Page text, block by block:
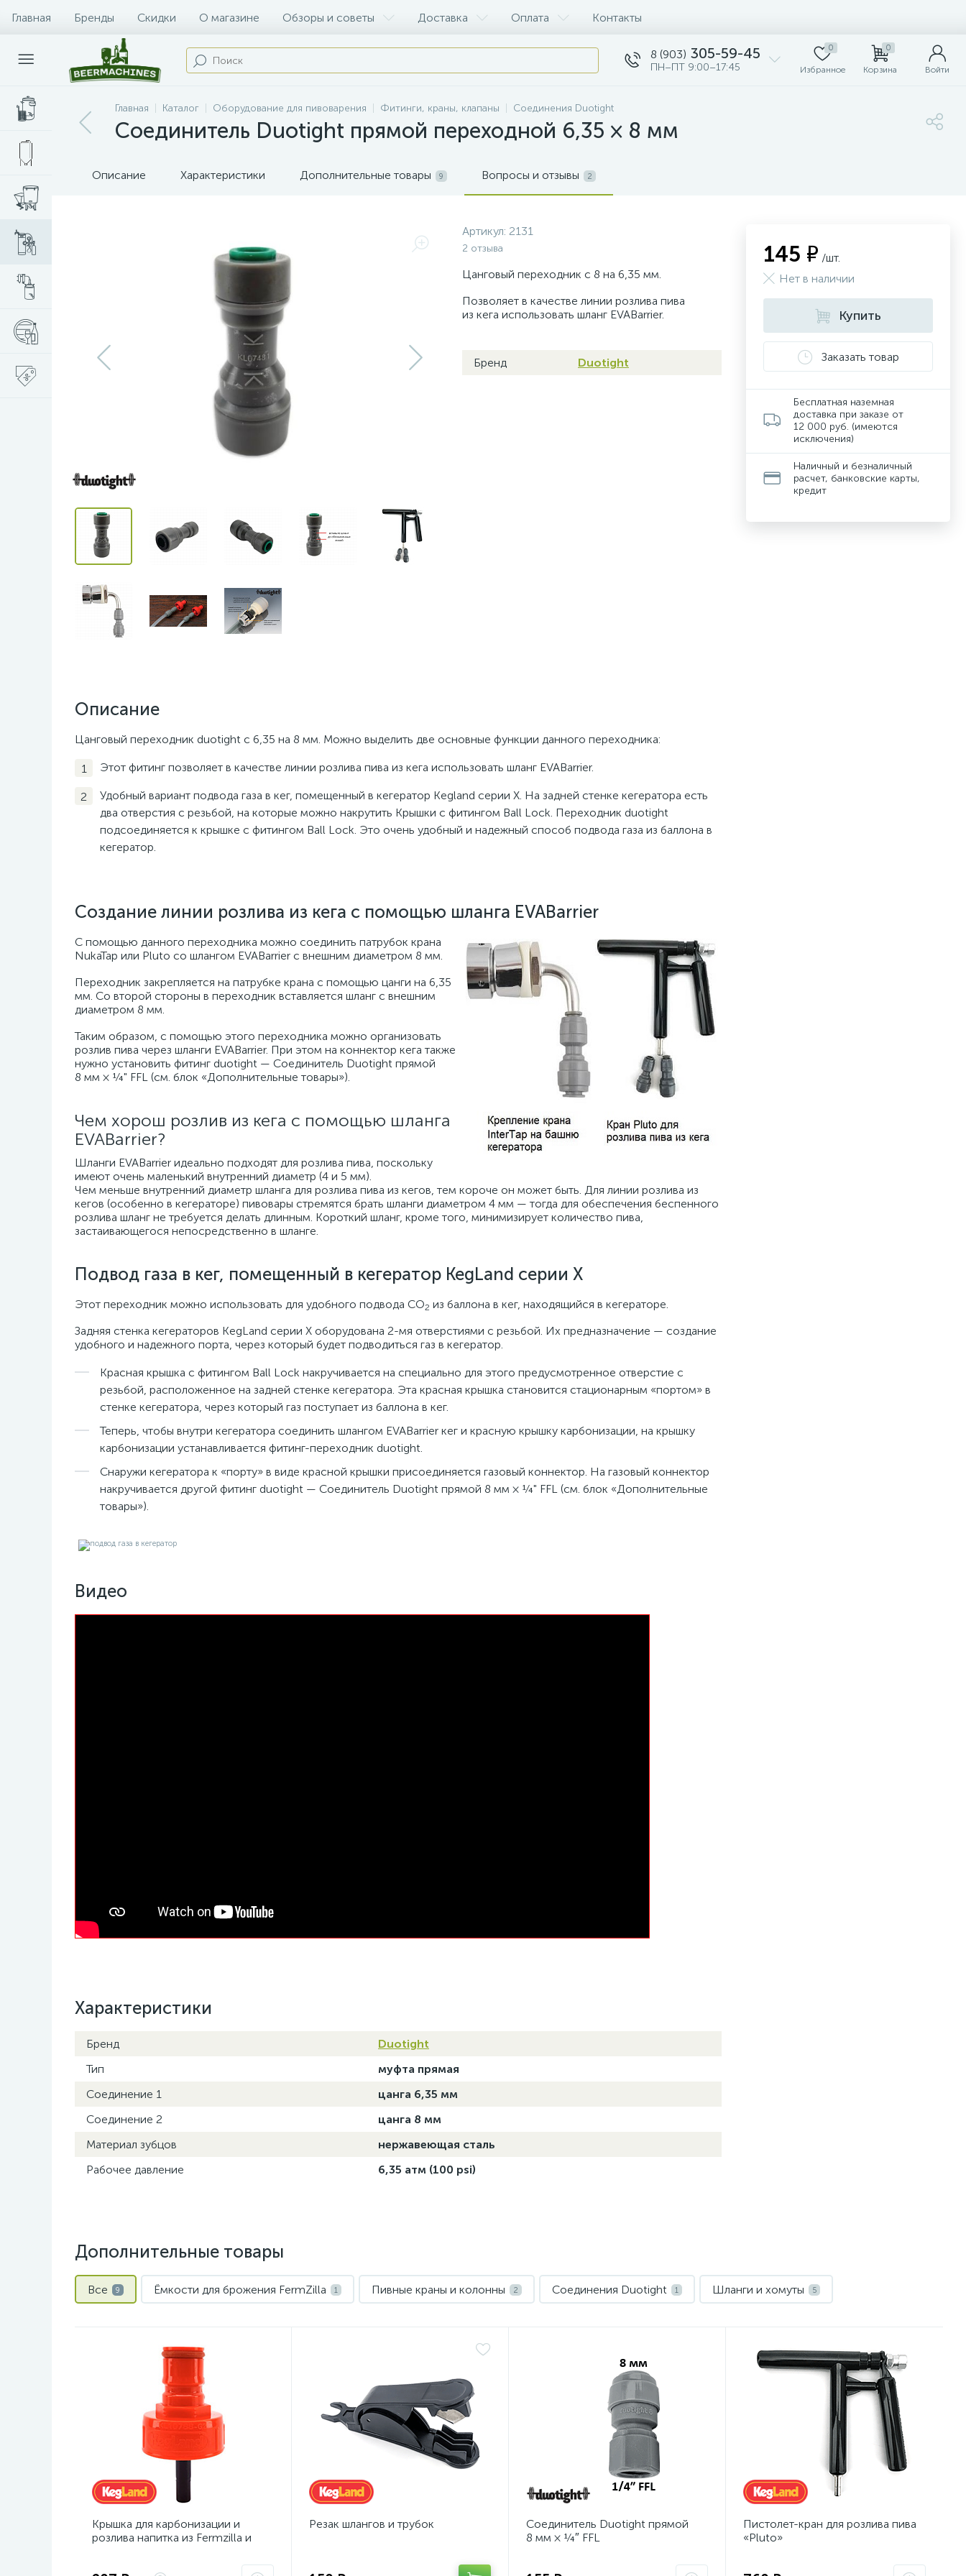
Главная Бренды Скидки О магазине Обзоры и советы Доставка Оплата Контакты
8 (903) 305-59-45
ПН–ПТ 9:00–17:45
0
Избранное
0
Корзина Войти
Главная Каталог Оборудование для пивоварения Фитинги, краны, клапаны Соединения Duotight
Соединитель Duotight прямой переходной 6,35 × 8 мм
Описание Характеристики Дополнительные товары 9 Вопросы и отзывы 2
Артикул: 2131
2 отзыва
Цанговый переходник с 8 на 6,35 мм.
Позволяет в качестве линии розлива пива
из кега использовать шланг EVABarrier.
Бренд Duotight
Описание
Цанговый переходник duotight с 6,35 на 8 мм. Можно выделить две основные функции данного переходника:
Этот фитинг позволяет в качестве линии розлива пива из кега использовать шланг EVABarrier.
Удобный вариант подвода газа в кег, помещенный в кегератор Kegland серии X. На задней стенке кегератора есть
два отверстия с резьбой, на которые можно накрутить Крышки с фитингом Ball Lock. Переходник duotight
подсоединяется к крышке с фитингом Ball Lock. Это очень удобный и надежный способ подвода газа из баллона в
кегератор.
Создание линии розлива из кега с помощью шланга EVABarrier
С помощью данного переходника можно соединить патрубок крана
NukaTap или Pluto со шлангом EVABarrier с внешним диаметром 8 мм.
Переходник закрепляется на патрубке крана с помощью цанги на 6,35
мм. Со второй стороны в переходник вставляется шланг с внешним
диаметром 8 мм.
Таким образом, с помощью этого переходника можно организовать
розлив пива через шланги EVABarrier. При этом на коннектор кега также
нужно установить фитинг duotight — Соединитель Duotight прямой
8 мм × ¼" FFL (см. блок «Дополнительные товары»).
Чем хорош розлив из кега с помощью шланга
EVABarrier?
Шланги EVABarrier идеально подходят для розлива пива, поскольку
имеют очень маленький внутренний диаметр (4 и 5 мм).
Чем меньше внутренний диаметр шланга для розлива пива из кегов, тем короче он может быть. Для линии розлива из
кегов (особенно в кегераторе) пивовары стремятся брать шланги диаметром 4 мм — тогда для обеспечения беспенного
розлива шланг не требуется делать длинным. Короткий шланг, кроме того, минимизирует количество пива,
застаивающегося непосредственно в шланге.
Подвод газа в кег, помещенный в кегератор KegLand серии X
Этот переходник можно использовать для удобного подвода СО2 из баллона в кег, находящийся в кегераторе.
Задняя стенка кегераторов KegLand серии X оборудована 2-мя отверстиями с резьбой. Их предназначение — создание
удобного и надежного порта, через который будет подводиться газ в кегератор.
Красная крышка с фитингом Ball Lock накручивается на специально для этого предусмотренное отверстие с
резьбой, расположенное на задней стенке кегератора. Эта красная крышка становится стационарным «портом» в
стенке кегератора, через который газ поступает из баллона в кег.
Теперь, чтобы внутри кегератора соединить шлангом EVABarrier кег и красную крышку карбонизации, на крышку
карбонизации устанавливается фитинг-переходник duotight.
Снаружи кегератора к «порту» в виде красной крышки присоединяется газовый коннектор. На газовый коннектор
накручивается другой фитинг duotight — Соединитель Duotight прямой 8 мм × ¼" FFL (см. блок «Дополнительные
товары»).
Видео
Характеристики
Бренд
Duotight
Тип
муфта прямая
Соединение 1
цанга 6,35 мм
Соединение 2
цанга 8 мм
Материал зубцов
нержавеющая сталь
Рабочее давление
6,35 атм (100 psi)
145 ₽ /шт.
Нет в наличии
Купить
Заказать товар
Бесплатная наземная
доставка при заказе от
12 000 руб. (имеются
исключения)
Наличный и безналичный
расчет, банковские карты,
кредит
Дополнительные товары
Все 9 Ёмкости для брожения FermZilla 1 Пивные краны и колонны 2 Соединения Duotight 1 Шланги и хомуты 5
Крышка для карбонизации и
розлива напитка из Fermzilla и
Резак шлангов и трубок
Соединитель Duotight прямой
8 мм × ¼″ FFL
Пистолет-кран для розлива пива
«Pluto»